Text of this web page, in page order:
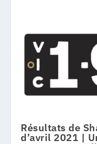
Résultats de
d’avril 2021 |